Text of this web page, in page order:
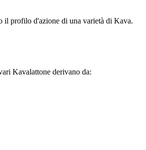
il profilo d'azione di una varietà di Kava.
Kavalattone derivano da: